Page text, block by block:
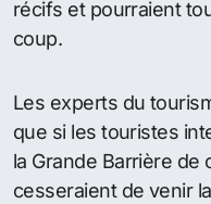
récifs et pourraient
coup.
Les experts du
que si les touristes
la Grande Barrière de
cesseraient de venir